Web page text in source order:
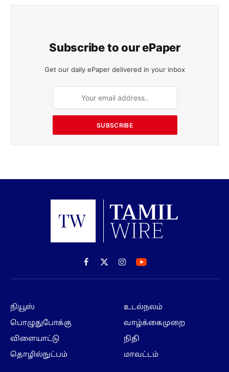
Subscribe to our ePaper
Get our daily ePaper delivered in your inbox
SUBSCRIBE
Facebook
X
(Twitter)
Instagram
நியூஸ்
பொழுதுபோக்கு
விளையாட்டு
தொழில்நுட்பம்
உடல்நலம்
வாழ்க்கைமுறை
நிதி
மாவட்டம்